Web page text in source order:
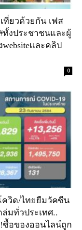
ที่ยวด้วยกัน เฟส
ทั้งประชาชนและผู้
และคลิป
0
ควิด/ไทยยืมวัคซีน
มทั่วประเทศ..
ซื้อของออนไลน์ถูก